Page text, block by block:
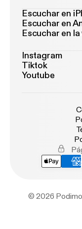
Escuchar en
Escuchar en
Escuchar en
Instagram
Tiktok
Youtube
© 2026 Podimo